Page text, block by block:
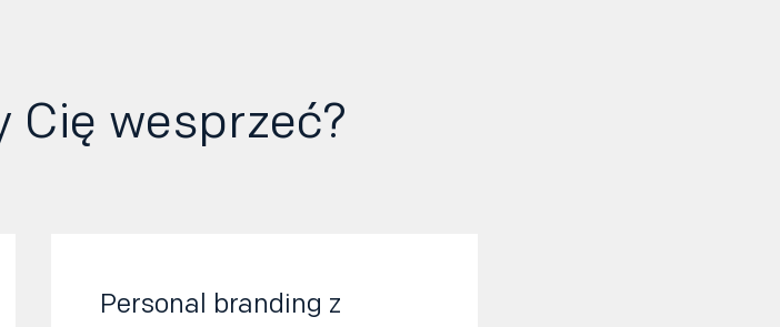
wesprzeć?
Personal branding z